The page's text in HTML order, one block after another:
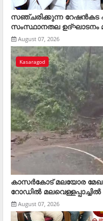
സഞ്ചരിക്കുന്ന റേഷന്‍കട
സംസ്ഥാനതല ഉദ്ഘാടനം
August 07, 2026
Kasaragod
കാസര്‍കോട് മലയോര
റോഡില്‍ മലവെള്ളപ്പാച്ചില്‍
August 07, 2026